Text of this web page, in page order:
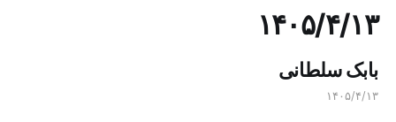
۱۴۰۵/۴/۱۳
بابک سلطانی
۱۴۰۵/۴/۱۳